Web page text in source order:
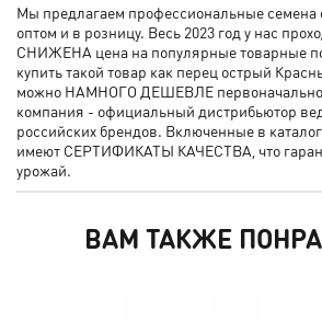
Мы предлагаем профессиональные семена
оптом и в розницу. Весь 2023 год у нас
СНИЖЕНА цена на популярные товарные
купить такой товар как перец острый
можно НАМНОГО ДЕШЕВЛЕ
компания - официальный дистрибьютор
российских брендов. Включенные в
имеют СЕРТИФИКАТЫ КАЧЕСТВА, что
урожай.
ВАМ ТАКЖЕ